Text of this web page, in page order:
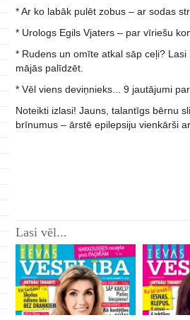
* Ar ko labāk pulēt zobus – ar sodas
* Urologs Egils Vjaters – par vīriešu
* Rudens un omīte atkal sāp ceļi?
mājās palīdzēt.
* Vēl viens deviņnieks... 9 jautājumi
Noteikti izlasi! Jauns, talantīgs bērnu
brīnumus – ārstē epilepsiju vienkārši
Lasi vēl...